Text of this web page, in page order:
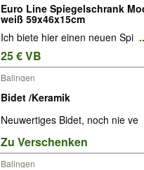
Euro Line Spiegelschrank
weiß 59x46x15cm
Ich biete hier einen neuen Spi
25 € VB
Balingen
Bidet /Keramik
Neuwertiges Bidet, noch nie ve
Zu Verschenken
Balingen